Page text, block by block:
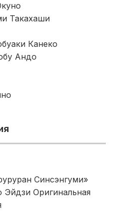
Такахаши
Канеко
Андо
Синсэнгуми»
Эйдзи Оригинальная